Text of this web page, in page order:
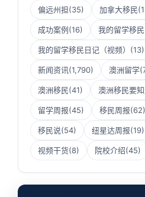
偏远州担(35) 加拿大移民
成功案例(16) 我的留学移
我的留学移民日记（视频） (13)
新闻资讯(1,790) 澳洲留学
澳洲移民(41) 澳洲移民要
留学周报(45) 移民周报(62)
移民说(54) 纽星达周报(19)
视频干货(8) 院校介绍(45)